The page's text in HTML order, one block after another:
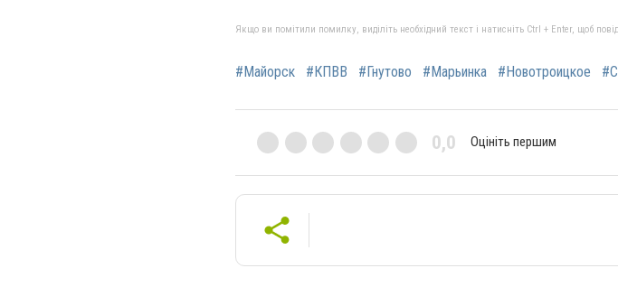
Якщо ви помітили помилку, виділіть необхідний текст і натисніть Ctrl + Enter, щоб
#Майорск #КПВВ #Гнутово #Марьинка #Новотроицкое
0,0 Оцініть першим